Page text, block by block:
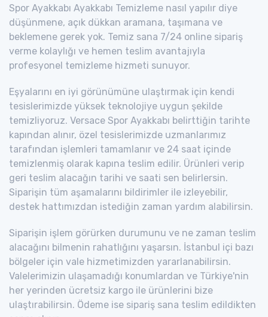
Spor Ayakkabı Ayakkabı Temizleme nasıl yapılır diye
düşünmene, açık dükkan aramana, taşımana ve
beklemene gerek yok. Temiz sana 7/24 online sipariş
verme kolaylığı ve hemen teslim avantajıyla
profesyonel temizleme hizmeti sunuyor.
Eşyalarını en iyi görünümüne ulaştırmak için kendi
tesislerimizde yüksek teknolojiye uygun şekilde
temizliyoruz. Versace Spor Ayakkabı belirttiğin tarihte
kapından alınır, özel tesislerimizde uzmanlarımız
tarafından işlemleri tamamlanır ve 24 saat içinde
temizlenmiş olarak kapına teslim edilir. Ürünleri verip
geri teslim alacağın tarihi ve saati sen belirlersin.
Siparişin tüm aşamalarını bildirimler ile izleyebilir,
destek hattımızdan istediğin zaman yardım alabilirsin.
Siparişin işlem görürken durumunu ve ne zaman teslim
alacağını bilmenin rahatlığını yaşarsın. İstanbul içi bazı
bölgeler için vale hizmetimizden yararlanabilirsin.
Valelerimizin ulaşamadığı konumlardan ve Türkiye'nin
her yerinden ücretsiz kargo ile ürünlerini bize
ulaştırabilirsin. Ödeme ise sipariş sana teslim edildikten